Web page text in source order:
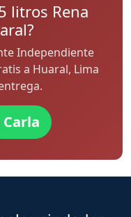
litros Rena
Independiente
a Huaral, Lima